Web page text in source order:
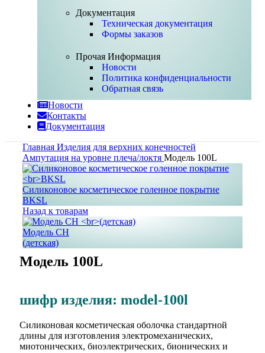
Документация
Техническая документация
Формы заказов
Прочая Информация
Новости
Политика конфиденциальности
Обратная связь
Новости
Контакты
Документация
Главная Изделия для верхних конечностей
Ампутация на уровне плеча/локтя Модель 100L
Силиконовое косметическое голенное покрытие
BKSL
Назад к товарам
Модель CH
(детская)
Модель 100L
шифр изделия: model-100l
Силиконовая косметическая оболочка стандартной
длины для изготовления электромеханических,
миотонических, биоэлектрических, бионических и